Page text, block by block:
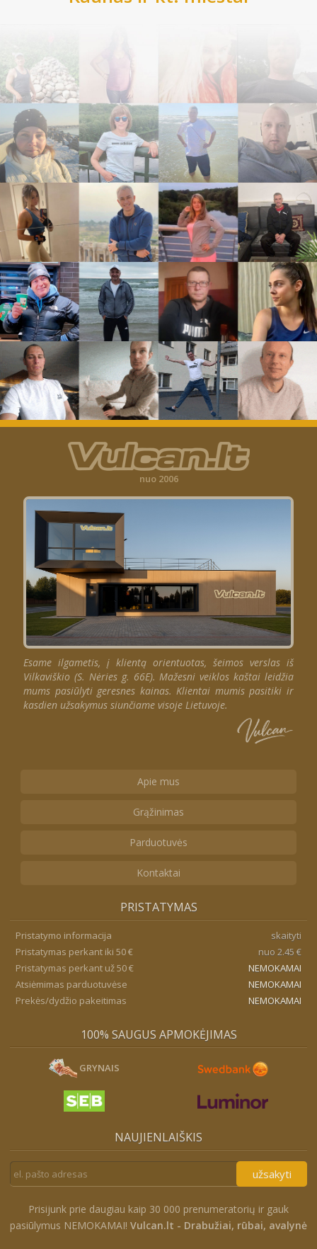
nuo 2006
Esame ilgametis, į klientą orientuotas, šeimos verslas iš
Vilkaviškio (S. Nėries g. 66E). Mažesni veiklos kaštai leidžia
mums pasiūlyti geresnes kainas. Klientai mumis pasitiki ir
kasdien užsakymus siunčiame visoje Lietuvoje.
Apie mus
Grąžinimas
Parduotuvės
Kontaktai
PRISTATYMAS
Pristatymo informacija
skaityti
Pristatymas perkant iki 50 €
nuo 2.45 €
Pristatymas perkant už 50 €
NEMOKAMAI
Atsiėmimas parduotuvėse
NEMOKAMAI
Prekės/dydžio pakeitimas
NEMOKAMAI
100% SAUGUS APMOKĖJIMAS
GRYNAIS
NAUJIENLAIŠKIS
užsakyti
Prisijunk prie daugiau kaip 30 000 prenumeratorių ir gauk
pasiūlymus NEMOKAMAI! Vulcan.lt - Drabužiai, rūbai, avalynė